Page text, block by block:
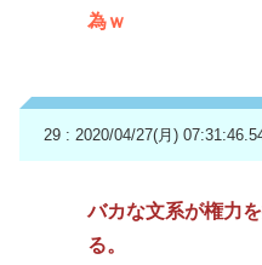
為ｗ
29 : 2020/04/27(月)
バカな文系が権力
る。